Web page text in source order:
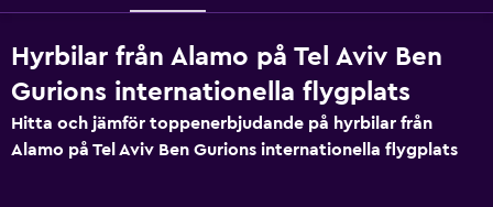
Hyrbilar från Alamo på Tel Aviv Ben
Gurions internationella flygplats
Hitta och jämför toppenerbjudande på hyrbilar från
Alamo på Tel Aviv Ben Gurions internationella flygplats